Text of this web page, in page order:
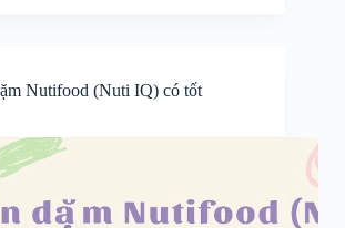
Nutifood (Nuti IQ) có tốt